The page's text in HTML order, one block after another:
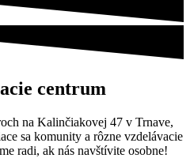
centrum
na Kalinčiakovej 47 v Trnave,
sa komunity a rôzne vzdelávacie
radi, ak nás navštívite osobne!